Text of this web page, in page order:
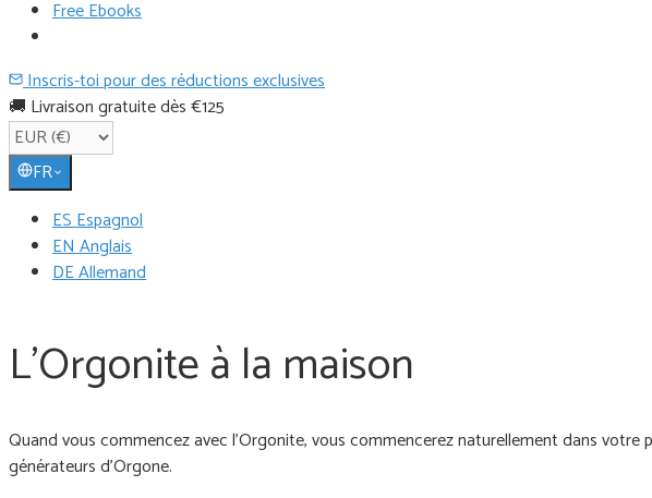
Free Ebooks
Inscris-toi pour des réductions exclusives
🚚 Livraison gratuite dès €125
FR
ES Espagnol
EN Anglais
DE Allemand
L'Orgonite à la maison
Quand vous commencez avec l'Orgonite, vous commencerez naturellement dans
générateurs d'Orgone.